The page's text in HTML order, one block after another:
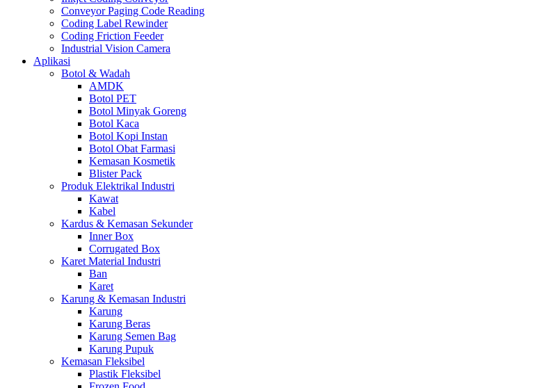
Conveyor Paging Code Reading
Coding Label Rewinder
Coding Friction Feeder
Industrial Vision Camera
Aplikasi
Botol & Wadah
AMDK
Botol PET
Botol Minyak Goreng
Botol Kaca
Botol Kopi Instan
Botol Obat Farmasi
Kemasan Kosmetik
Blister Pack
Produk Elektrikal Industri
Kawat
Kabel
Kardus & Kemasan Sekunder
Inner Box
Corrugated Box
Karet Material Industri
Ban
Karet
Karung & Kemasan Industri
Karung
Karung Beras
Karung Semen Bag
Karung Pupuk
Kemasan Fleksibel
Plastik Fleksibel